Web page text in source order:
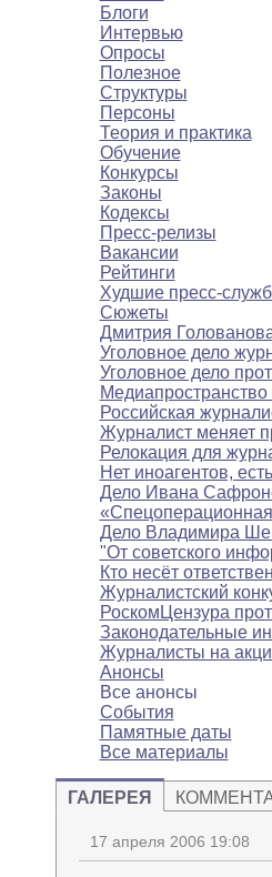
Блоги
Интервью
Опросы
Полезное
Структуры
Персоны
Теория и практика
Обучение
Конкурсы
Законы
Кодексы
Пресс-релизы
Вакансии
Рейтинги
Худшие пресс-
Сюжеты
Дмитрия
Уголовное дело
Уголовное дело
Российская
Журналист меняет
Релокация для
Нет иноагентов,
Дело Ивана
Дело Владимира
"От советского
Кто несёт
Журналистский
РоскомЦензура
Законодательные
Журналисты на
Анонсы
Все анонсы
События
Памятные даты
Все материалы
ГАЛЕРЕЯ
17 апреля 2006 19:08